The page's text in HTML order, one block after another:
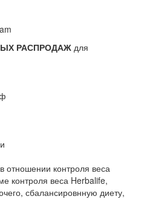
РАСПРОДАЖ для
отношении контроля веса
контроля веса Herbalife,
сбалансировнную диету,